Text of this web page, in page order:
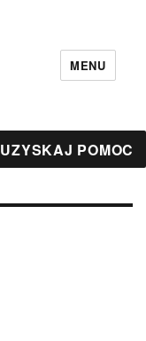
MENU
UZYSKAJ POMOC